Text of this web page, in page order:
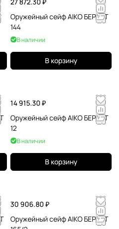
Оружейный сейф AIKO БЕРКУТ
144
В наличии
В корзину
14 915.30 ₽
Оружейный сейф AIKO БЕРКУТ
12
В наличии
В корзину
30 906.80 ₽
Оружейный сейф AIKO БЕРКУТ